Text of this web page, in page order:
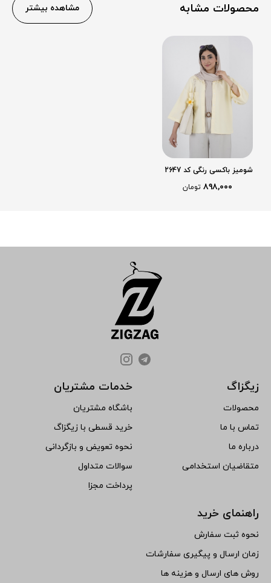
محصولات مشابه مشاهده بیشتر
شومیز باکسی رنگی کد 2647
۸۹۸,۰۰۰ تومان
زیگزاگ
محصولات
تماس با ما
درباره ما
متقاضیان استخدامی
خدمات مشتریان
باشگاه مشتریان
خرید قسطی با زیگزاگ
نحوه تعویض و بازگردانی
سوالات متداول
پرداخت مجزا
راهنمای خرید
نحوه ثبت سفارش
زمان ارسال و پیگیری سفارشات
روش های ارسال و هزینه ها